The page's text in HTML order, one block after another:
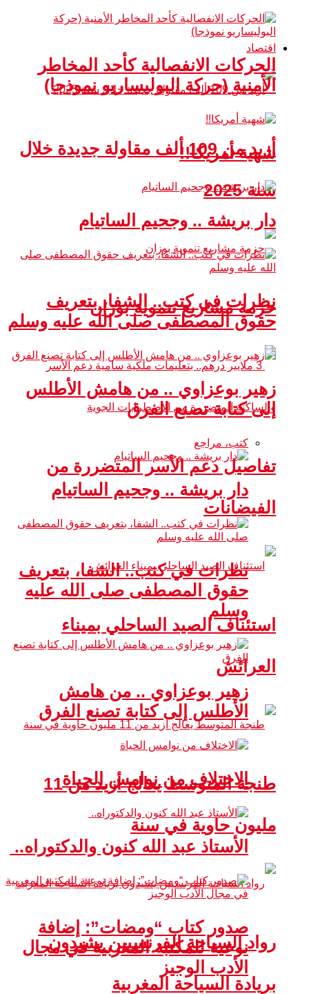
اقتصاد
أزيد من 109 ألف مقاولة جديدة خلال
سنة 2025
حزمة مشاريع تنموية بوزان
تفاصيل دعم الأسر المتضررة من
الفيضانات
استئناف الصيد الساحلي بميناء
العرائش
طنجة المتوسط يعالج أزيد من 11
مليون حاوية في سنة
رواد السياحة الفرنسيين يشيدون
بريادة السياحة المغربية
الحركات الانفصالية كأحد المخاطر
الأمنية (حركة البوليساريو نموذجا)
شهية أمريكا!!
دار بريشة .. وجحيم الساتيام
نظرات في كتب.. الشفا، بتعريف
حقوق المصطفى صلى الله عليه وسلم
زهير بوعزاوي .. من هامش الأطلس
إلى كتابة تصنع الفرق
كتب، مراجع
دار بريشة .. وجحيم الساتيام
نظرات في كتب.. الشفا، بتعريف
حقوق المصطفى صلى الله عليه
وسلم
زهير بوعزاوي .. من هامش
الأطلس إلى كتابة تصنع الفرق
الاختلاف من نوامس الحياة
الأستاذ عبد الله كنون والدكتوراه..
صدور كتاب “ومضات”: إضافة
نوعية للمكتبة المغربية في مجال
الأدب الوجيز